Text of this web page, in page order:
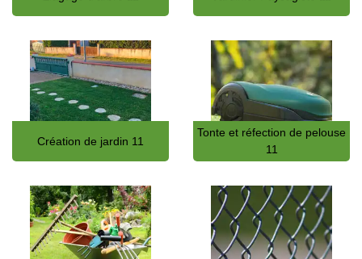
Création de jardin 11
Tonte et réfection de pelouse
11